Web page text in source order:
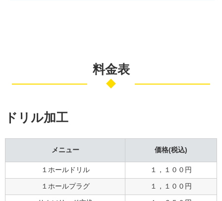
料金表
ドリル加工
メニュー 価格(税込)
１ホールドリル １，１００円
１ホールプラグ １，１００円